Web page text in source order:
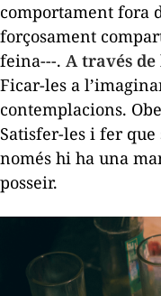
comportament fora
forçosament
feina---. A través de
Ficar-les a
contemplacions.
Satisfer-les i fer
només hi ha una
posseir.